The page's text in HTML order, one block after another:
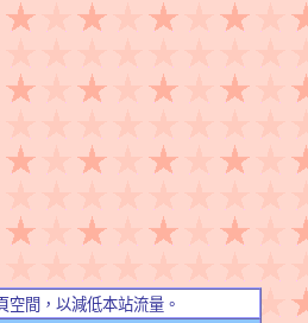
間，以減低本站流量。